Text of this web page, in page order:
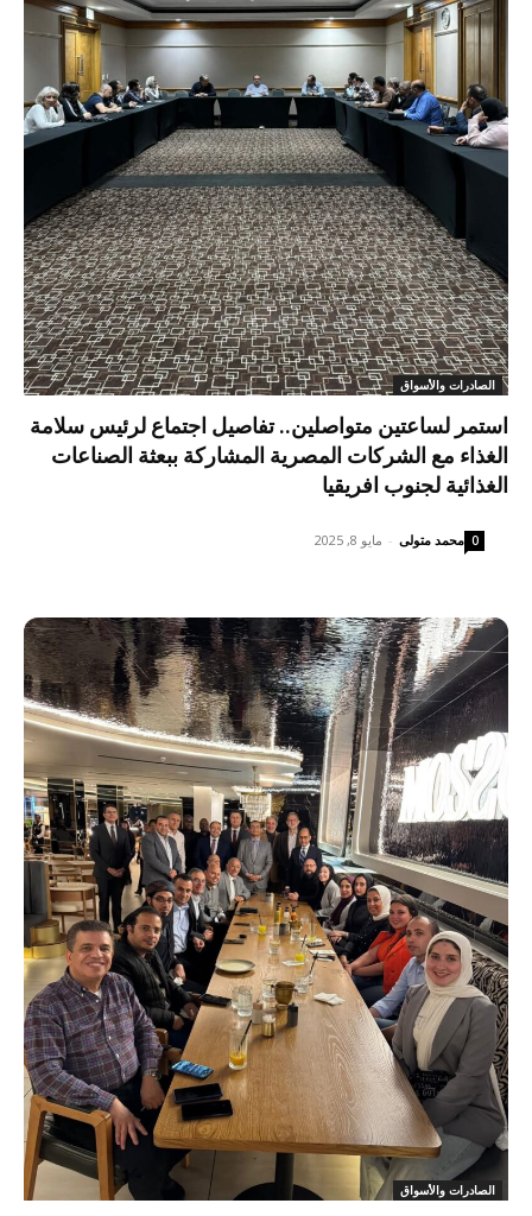
الصادرات والأسواق
استمر لساعتين متواصلين.. تفاصيل اجتماع لرئيس سلامة
الغذاء مع الشركات المصرية المشاركة ببعثة الصناعات
الغذائية لجنوب افريقيا
محمد متولى - مايو 8, 2025 0
الصادرات والأسواق